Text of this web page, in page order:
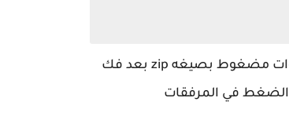
يجب عليك فك الضغط اولا عن ملف القنوات حتي يقبله الرسيفر ملف القنوات مضغوط بصيغه zip بعد فك